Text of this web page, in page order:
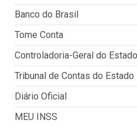
Banco do Brasil
Tome Conta
Controladoria-Geral do Estado
Tribunal de Contas do Estado
Diário Oficial
MEU INSS